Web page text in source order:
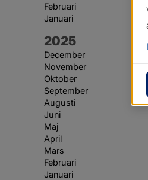
Februari
Januari
År:
2025
December
November
Oktober
September
Augusti
Juni
Maj
April
Mars
Februari
Januari